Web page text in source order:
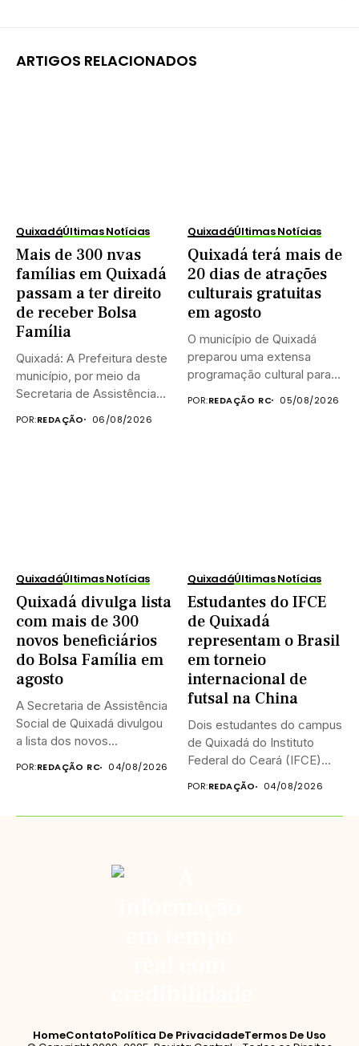
ARTIGOS RELACIONADOS
QuixadáÚltimas Notícias
Mais de 300 nvas
famílias em Quixadá
passam a ter direito
de receber Bolsa
Família
Quixadá: A Prefeitura deste
município, por meio da
Secretaria de Assistência
POR:REDAÇÃO 06/08/2026
QuixadáÚltimas Notícias
Quixadá terá mais de
20 dias de atrações
culturais gratuitas
em agosto
O município de Quixadá
preparou uma extensa
programação cultural para
POR:REDAÇÃO RC 05/08/2026
QuixadáÚltimas Notícias
Quixadá divulga lista
com mais de 300
novos beneficiários
do Bolsa Família em
agosto
A Secretaria de Assistência
Social de Quixadá divulgou
a lista dos novos...
POR:REDAÇÃO RC 04/08/2026
QuixadáÚltimas Notícias
Estudantes do IFCE
de Quixadá
representam o Brasil
em torneio
internacional de
futsal na China
Dois estudantes do campus
de Quixadá do Instituto
Federal do Ceará (IFCE)...
POR:REDAÇÃO 04/08/2026
HomeContatoPolítica De PrivacidadeTermos De Uso